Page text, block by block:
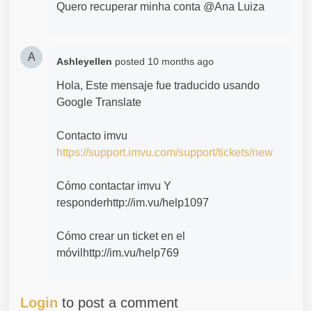
Quero recuperar minha conta @Ana Luiza
A Ashleyellen posted 10 months ago
Hola, Este mensaje fue traducido usando
Google Translate
Contacto imvu
https://support.imvu.com/support/tickets/new
Cómo contactar imvu Y
responderhttp://im.vu/help1097
Cómo crear un ticket en el
móvilhttp://im.vu/help769
Login to post a comment